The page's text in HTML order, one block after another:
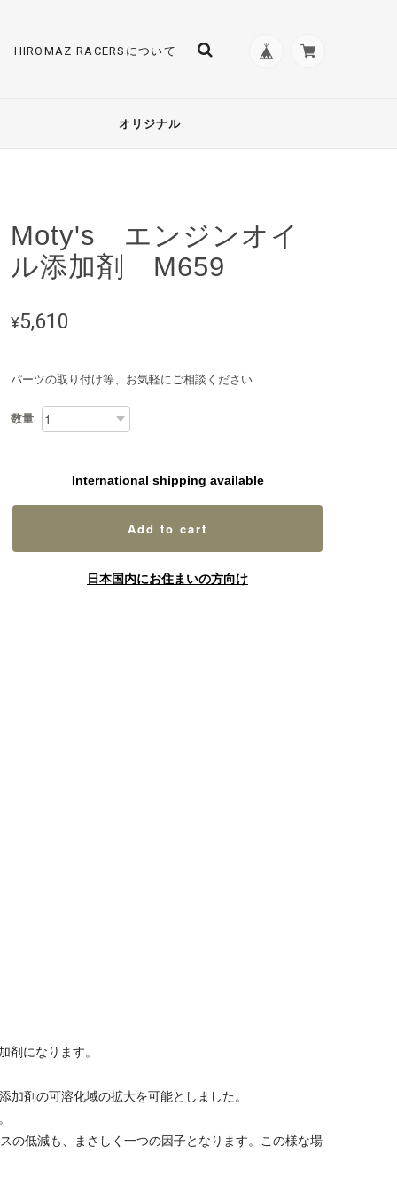
HIROMAZ RACERSについて
オリジナル
Moty's エンジンオイ
ル添加剤 M659
¥5,610
パーツの取り付け等、お気軽にご相談ください
数量
International shipping available
Add to cart
日本国内にお住まいの方向け
になります。
剤の可溶化域の拡大を可能としました。
の低減も、まさしく一つの因子となります。この様な場